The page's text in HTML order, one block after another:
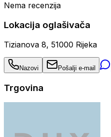
Nema recenzija
Lokacija oglašivača
Tizianova 8, 51000 Rijeka
Nazovi Pošalji e-mail
Trgovina